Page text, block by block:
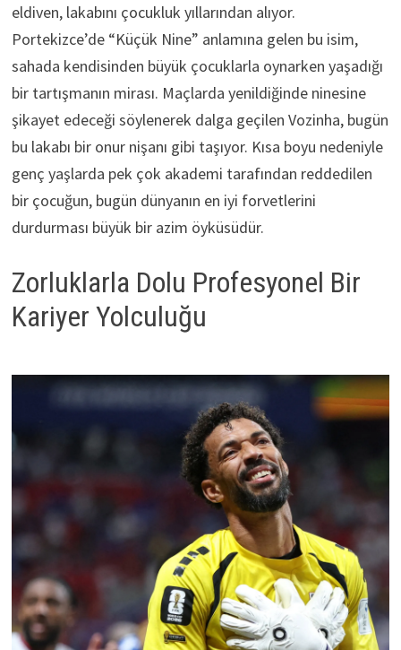
eldiven, lakabını çocukluk yıllarından alıyor.
Portekizce’de “Küçük Nine” anlamına gelen bu isim,
sahada kendisinden büyük çocuklarla oynarken yaşadığı
bir tartışmanın mirası. Maçlarda yenildiğinde ninesine
şikayet edeceği söylenerek dalga geçilen Vozinha, bugün
bu lakabı bir onur nişanı gibi taşıyor. Kısa boyu nedeniyle
genç yaşlarda pek çok akademi tarafından reddedilen
bir çocuğun, bugün dünyanın en iyi forvetlerini
durdurması büyük bir azim öyküsüdür.
Zorluklarla Dolu Profesyonel Bir
Kariyer Yolculuğu